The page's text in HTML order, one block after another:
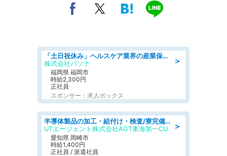
＞
「土日祝休み」ヘルスケア業界の産業保健師/高時給/未経験OK/要資格:保健師、正看護師
株式会社パソナ
福岡県 福岡市
時給2,300円
正社員
スポンサー：求人ボックス
＞
半導体製品の加工・組付け・検査/寮完備/日勤/日払い/工場・製造
UTエージェント株式会社AGT東海第一CU
愛知県 岡崎市
時給1,400円
正社員 / 派遣社員